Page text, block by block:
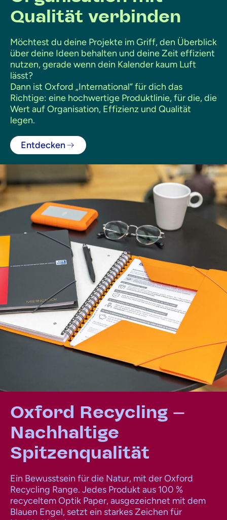
Qualität verbinden
Möchtest du deine Projekte im Griff, den Überblick
über deine Ideen behalten und deine Zeit effizient
nutzen, gerade wenn dein Kalender kaum Luft
lässt?
Dann ist Oxford „International“ für dich das
Richtige: eine hochwertige Produktlinie, für die, die
Wert auf Organisation, Effizienz und Qualität
legen.
Entdecken
Oxford Recycling -
Nachhaltige
Spitzenqualität
Ein Bewusstsein für die Natur, mit der Oxford
Recycling Range. Jedes Produkt aus 100 %
recyceltem Optik Paper, ausgezeichnet mit dem
Blauen Engel, setzt ein starkes Zeichen für